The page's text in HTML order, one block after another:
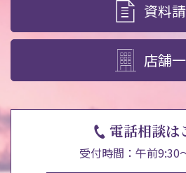
資料
店舗
電話相談は
受付時間：午前9:30